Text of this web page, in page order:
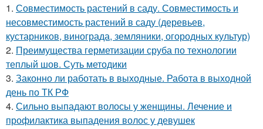
1. Совместимость растений в саду. Совместимость и
несовместимость растений в саду (деревьев,
кустарников, винограда, земляники, огородных культур)
2. Преимущества герметизации сруба по технологии
теплый шов. Суть методики
3. Законно ли работать в выходные. Работа в выходной
день по ТК РФ
4. Сильно выпадают волосы у женщины. Лечение и
профилактика выпадения волос у девушек